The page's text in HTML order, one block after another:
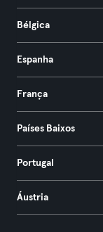
Bélgica
Espanha
França
Países Baixos
Portugal
Áustria